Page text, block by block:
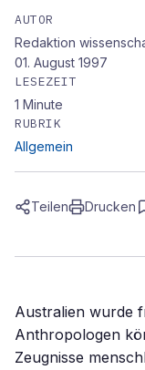
AUTOR
Redaktion
01. August 1997
LESEZEIT
1 Minute
RUBRIK
Allgemein
Teilen Drucken
Australien wurde
Anthropologen
Zeugnisse